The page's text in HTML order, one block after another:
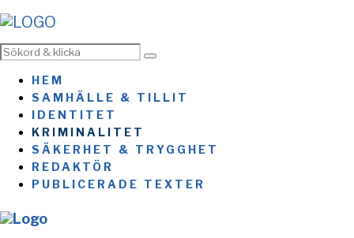
HEM
SAMHÄLLE & TILLIT
IDENTITET
KRIMINALITET
SÄKERHET & TRYGGHET
REDAKTÖR
PUBLICERADE TEXTER